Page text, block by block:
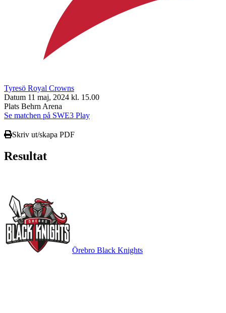
Tyresö Royal Crowns
Datum 11 maj, 2024 kl. 15.00
Plats Behrn Arena
Se matchen på SWE3 Play
Skriv ut/skapa PDF
Resultat
Örebro Black Knights